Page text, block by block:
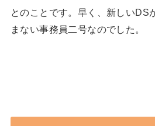
とのことです。早く、新しいDS
まない事務員二号なのでした。